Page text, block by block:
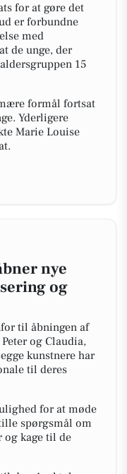
for at gøre det
er forbundne
med
de unge, der
15
formål fortsat
Yderligere
Marie Louise
nye
og
til åbningen af
og Claudia,
kunstnere har
til deres
for at møde
spørgsmål om
og kage til de